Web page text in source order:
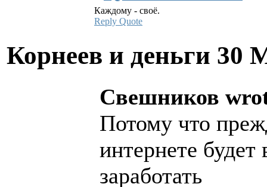
Каждому - своё.
Reply Quote
Корнеев и деньги 30
Свешников
Потому что
интернете
заработать